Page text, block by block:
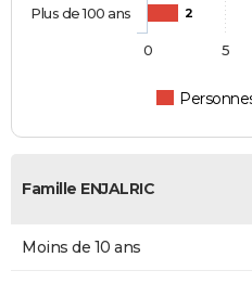
2
Plus de 100 ans
0 5
Famille ENJALRIC
Moins de 10 ans